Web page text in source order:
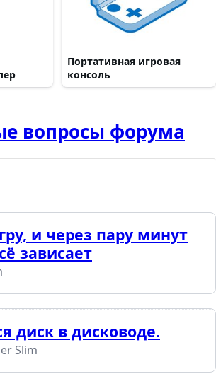
Портативная игровая
консоль
вопросы форума
и через пару минут
зависает
диск в дисководе.
Slim